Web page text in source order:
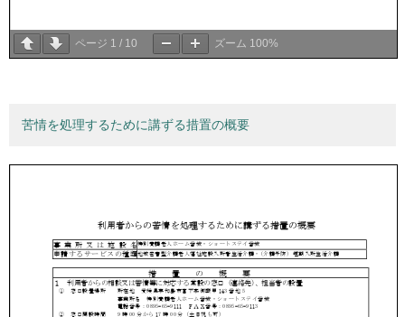
ページ 1 / 10 ズーム 100%
苦情を処理するために講ずる措置の概要